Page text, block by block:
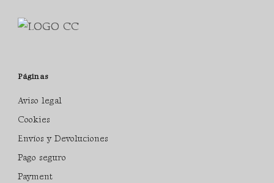
Páginas
Aviso legal
Cookies
Envíos y Devoluciones
Pago seguro
Payment